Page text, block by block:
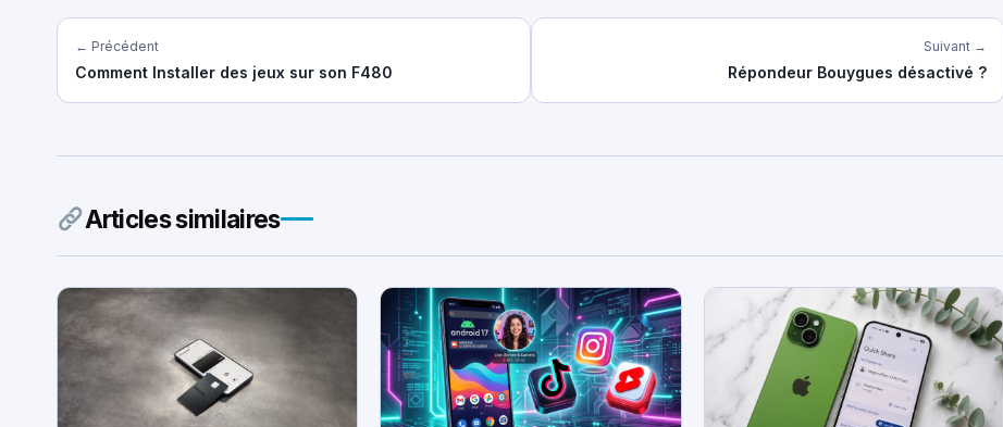
← Précédent
Comment Installer des jeux sur son F480
Suivant →
Répondeur Bouygues désactivé ?
Articles similaires